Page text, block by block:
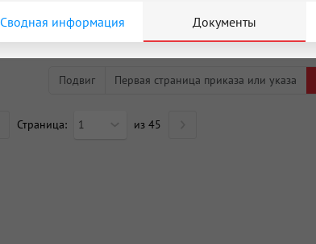
Сводная информация Документы
Подвиг Первая страница приказа или указа
Страница: 1 из 45